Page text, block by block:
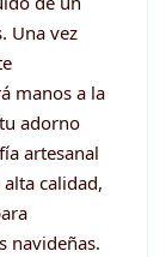
Una vez
manos a la
adorno
artesanal
calidad,
navideñas.